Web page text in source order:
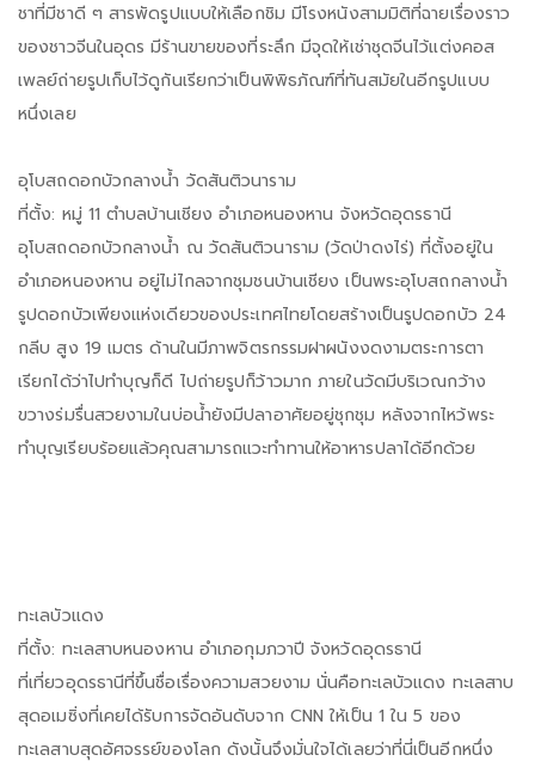
ชาที่มีชาดี ๆ สารพัดรูปแบบให้เลือกชิม มีโรงหนังสามมิติที่ฉายเรื่องราว
ของชาวจีนในอุดร มีร้านขายของที่ระลึก มีจุดให้เช่าชุดจีนไว้แต่งคอส
เพลย์ถ่ายรูปเก็บไว้ดูกันเรียกว่าเป็นพิพิธภัณฑ์ที่ทันสมัยในอีกรูปแบบ
หนึ่งเลย
อุโบสถดอกบัวกลางน้ำ วัดสันติวนาราม
ที่ตั้ง: หมู่ 11 ตําบลบ้านเชียง อําเภอหนองหาน จังหวัดอุดรธานี
อุโบสถดอกบัวกลางน้ำ ณ วัดสันติวนาราม (วัดป่าดงไร่) ที่ตั้งอยู่ใน
อำเภอหนองหาน อยู่ไม่ไกลจากชุมชนบ้านเชียง เป็นพระอุโบสถกลางน้ำ
รูปดอกบัวเพียงแห่งเดียวของประเทศไทยโดยสร้างเป็นรูปดอกบัว 24
กลีบ สูง 19 เมตร ด้านในมีภาพจิตรกรรมฝาผนังงดงามตระการตา
เรียกได้ว่าไปทำบุญก็ดี ไปถ่ายรูปก็ว้าวมาก ภายในวัดมีบริเวณกว้าง
ขวางร่มรื่นสวยงามในบ่อน้ำยังมีปลาอาศัยอยู่ชุกชุม หลังจากไหว้พระ
ทำบุญเรียบร้อยแล้วคุณสามารถแวะทำทานให้อาหารปลาได้อีกด้วย
ทะเลบัวแดง
ที่ตั้ง: ทะเลสาบหนองหาน อำเภอกุมภวาปี จังหวัดอุดรธานี
ที่เที่ยวอุดรธานีที่ขึ้นชื่อเรื่องความสวยงาม นั่นคือทะเลบัวแดง ทะเลสาบ
สุดอเมซิ่งที่เคยได้รับการจัดอันดับจาก CNN ให้เป็น 1 ใน 5 ของ
ทะเลสาบสุดอัศจรรย์ของโลก ดังนั้นจึงมั่นใจได้เลยว่าที่นี่เป็นอีกหนึ่ง